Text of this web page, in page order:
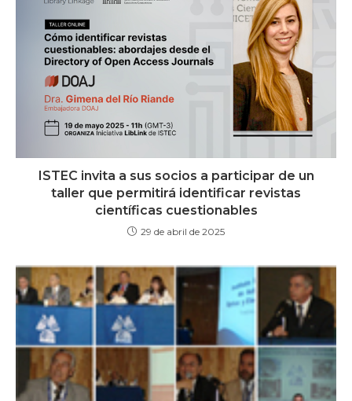
ISTEC invita a sus socios a participar de un
taller que permitirá identificar revistas
científicas cuestionables
29 de abril de 2025